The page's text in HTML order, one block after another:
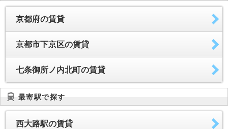
京都府の賃貸
京都市下京区の賃貸
七条御所ノ内北町の賃貸
最寄駅で探す
西大路駅の賃貸